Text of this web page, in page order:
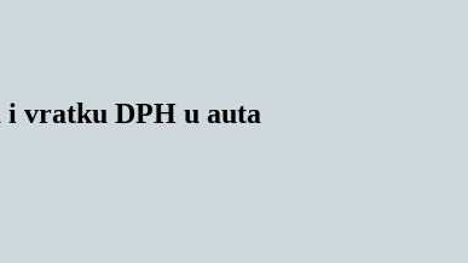
i vratku DPH u auta